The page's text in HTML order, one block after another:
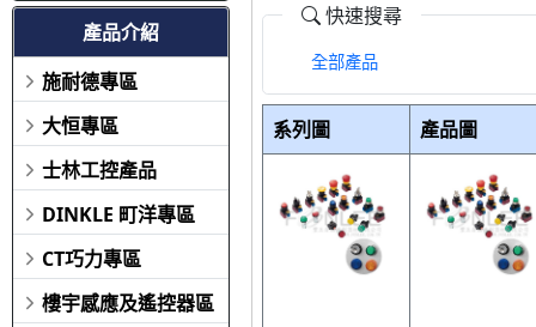
產品介紹
施耐德專區
大恒專區
士林工控產品
DINKLE 町洋專區
CT巧力專區
樓宇感應及遙控器區
快速搜尋
全部產品
系列圖 產品圖